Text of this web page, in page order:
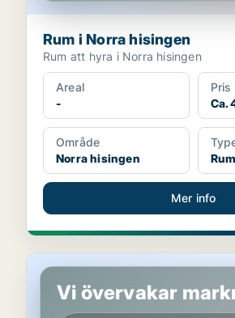
Rum i Norra hisingen
Rum att hyra i Norra hisingen
Areal
-
Pris
Ca.
Område
Norra hisingen
Rum
Mer info
Rum i Göteborg
Vi övervakar